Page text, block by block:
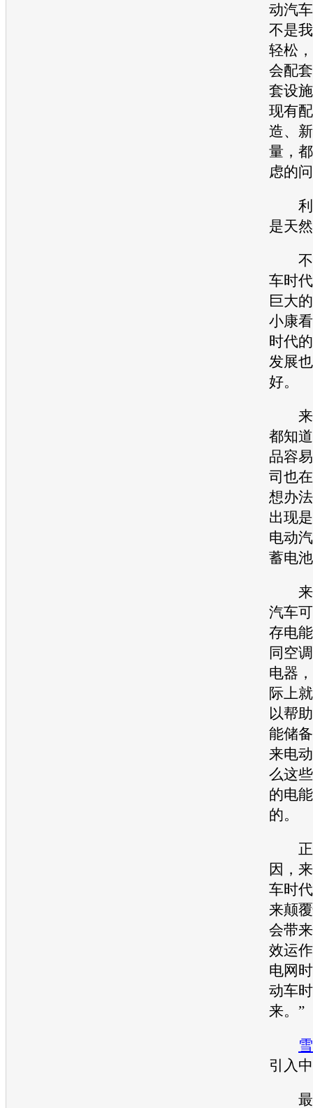
动汽
不是
轻松
会配
套设
现有
造、
量，
虑的
利
是天
不
车时
巨大
小康
时代
发展
好。
来
都知
品容
司也
想办
出现
电动
蓄电
来
汽车
存电
同空调
电器
际上
以帮
能储
来电
么这
的电
的。
正
因，来
车时
来颠
会带
效运
电网
动车
来。”
引入
最